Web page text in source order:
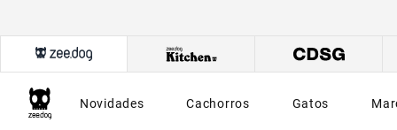
Novidades
Cachorros Gatos